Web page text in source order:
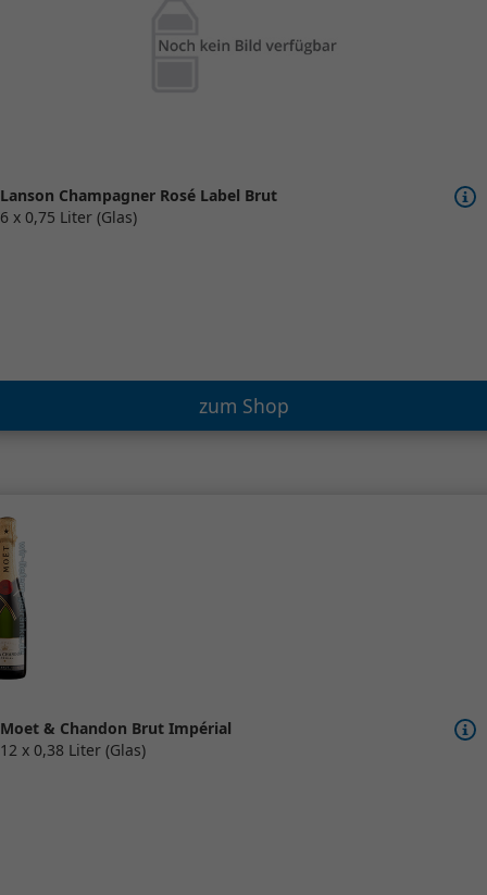
Lanson Champagner Rosé Label Brut
6 x 0,75 Liter (Glas)
zum Shop
Moet & Chandon Brut Impérial
12 x 0,38 Liter (Glas)